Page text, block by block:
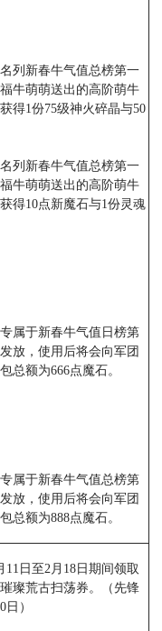
列新春牛气值总榜第一
牛萌萌送出的高阶萌牛
得1份75级神火碎晶与50
列新春牛气值总榜第一
牛萌萌送出的高阶萌牛
得10点新魔石与1份灵魂
属于新春牛气值日榜第
放，使用后将会向军团
总额为666点魔石。
属于新春牛气值总榜第
放，使用后将会向军团
总额为888点魔石。
日至2月18日期间领取
璨荒古扫荡券。（先锋
）